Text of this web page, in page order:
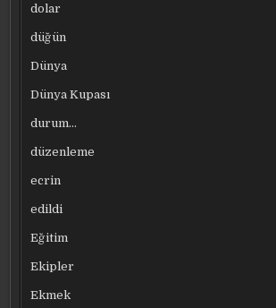
dolar
düğün
Dünya
Dünya Kupası
durum…
düzenleme
ecrin
edildi
Eğitim
Ekipler
Ekmek